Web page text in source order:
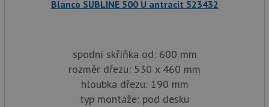
Blanco SUBLINE 500 U antracit 523432
spodní skříňka od: 600 mm
rozměr dřezu: 530 x 460 mm
hloubka dřezu: 190 mm
typ montáže: pod desku